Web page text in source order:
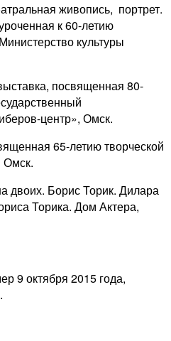
живопись, портрет.
к 60-летию
культуры
посвященная 80-
центр», Омск.
65-летию творческой
Омск.
двоих. Борис Торик. Дилара
Торика. Дом Актера,
9 октября 2015 года,